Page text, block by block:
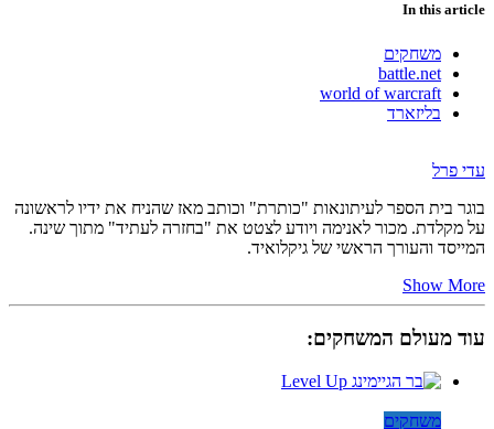
In this article
משחקים
battle.net
world of warcraft
בליזארד
עדי פרל
בוגר בית הספר לעיתונאות "כותרת" וכותב מאז שהניח את ידיו לראשונה
על מקלדת. מכור לאנימה ויודע לצטט את "בחזרה לעתיד" מתוך שינה.
המייסד והעורך הראשי של גיקלואיד.
Show More
עוד מעולם המשחקים:
משחקים